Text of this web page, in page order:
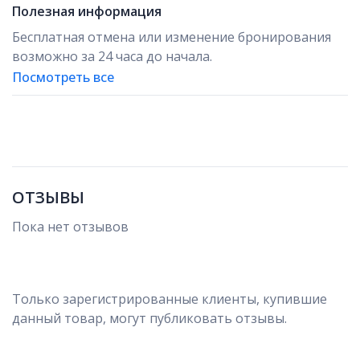
31 1 2 3 4 5
Полезная информация
Бесплатная отмена или изменение бронирования
возможно за 24 часа до начала.
При бронировании просим указать данные рейса
Посмотреть все
ОТЗЫВЫ
Пока нет отзывов
Только зарегистрированные клиенты, купившие
данный товар, могут публиковать отзывы.